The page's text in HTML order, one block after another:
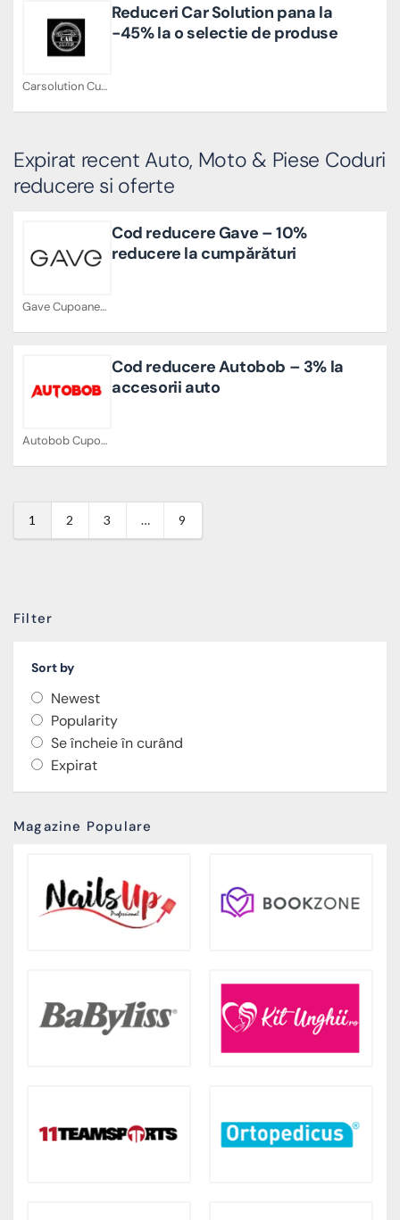
Carsolution Cupoane
Reduceri Car Solution pana la
-45% la o selectie de produse
Expirat recent Auto, Moto & Piese Coduri
reducere si oferte
Gave Cupoane
Cod reducere Gave – 10%
reducere la cumpărături
Autobob Cupoane
Cod reducere Autobob – 3% la
accesorii auto
1 2 3 … 9
Filter
Sort by
Newest
Popularity
Se încheie în curând
Expirat
Magazine Populare